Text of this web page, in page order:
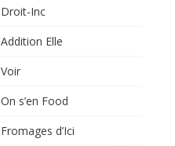
Droit-Inc
Addition Elle
Voir
On s’en Food
Fromages d’Ici